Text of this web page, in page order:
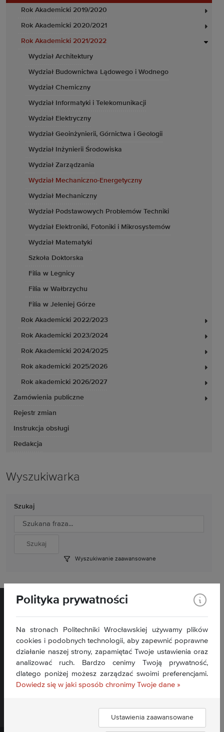
Rok Akademicki 2019/2020
Rok Akademicki 2020/2021
Rok Akademicki 2021/2022
Wydział Architektury
Wydział Budownictwa Lądowego i Wodnego
Wydział Chemiczny
Wydział Informatyki i Telekomunikacji
Wydział Elektryczny
Wydział Geoinżynierii, Górnictwa i Geologii
Wydział Inżynierii Środowiska
Wydział Zarządzania
Wydział Mechaniczno-Energetyczny
Wydział Mechaniczny
Wydział Podstawowych Problemów Techniki
Wydział Elektroniki, Fotoniki i Mikrosystemów
Wydział Matematyki
Szkoła Doktorska
Filia w Legnicy
Filia w Wałbrzychu
Filia w Jeleniej Górze
Rok Akademicki 2022/2023
Rok Akademicki 2023/2024
Rok Akademicki 2024/2025
Rok akademicki 2025/2026
Rok akademicki 2026/2027
Zamówienia publiczne
Rejestr zmian
Instrukcja obsługi
Redakcja
Wyszukiwarka
Szukaj
Wyszukiwanie zaawansowane
Wybrzeże Wyspiańskiego 27, 50- 370 Wrocław
Deklaracja dostępności BIP »
Polityka prywatności
Na stronach Politechniki Wrocławskiej używamy plików
cookies i podobnych technologii, aby zapewnić poprawne
działanie naszej strony, zapamiętać Twoje ustawienia oraz
analizować ruch. Bardzo cenimy Twoją prywatność,
dlatego poniżej możesz zarządzać swoimi preferencjami.
Dowiedz się w jaki sposób chronimy Twoje dane »
Ustawienia zaawansowane